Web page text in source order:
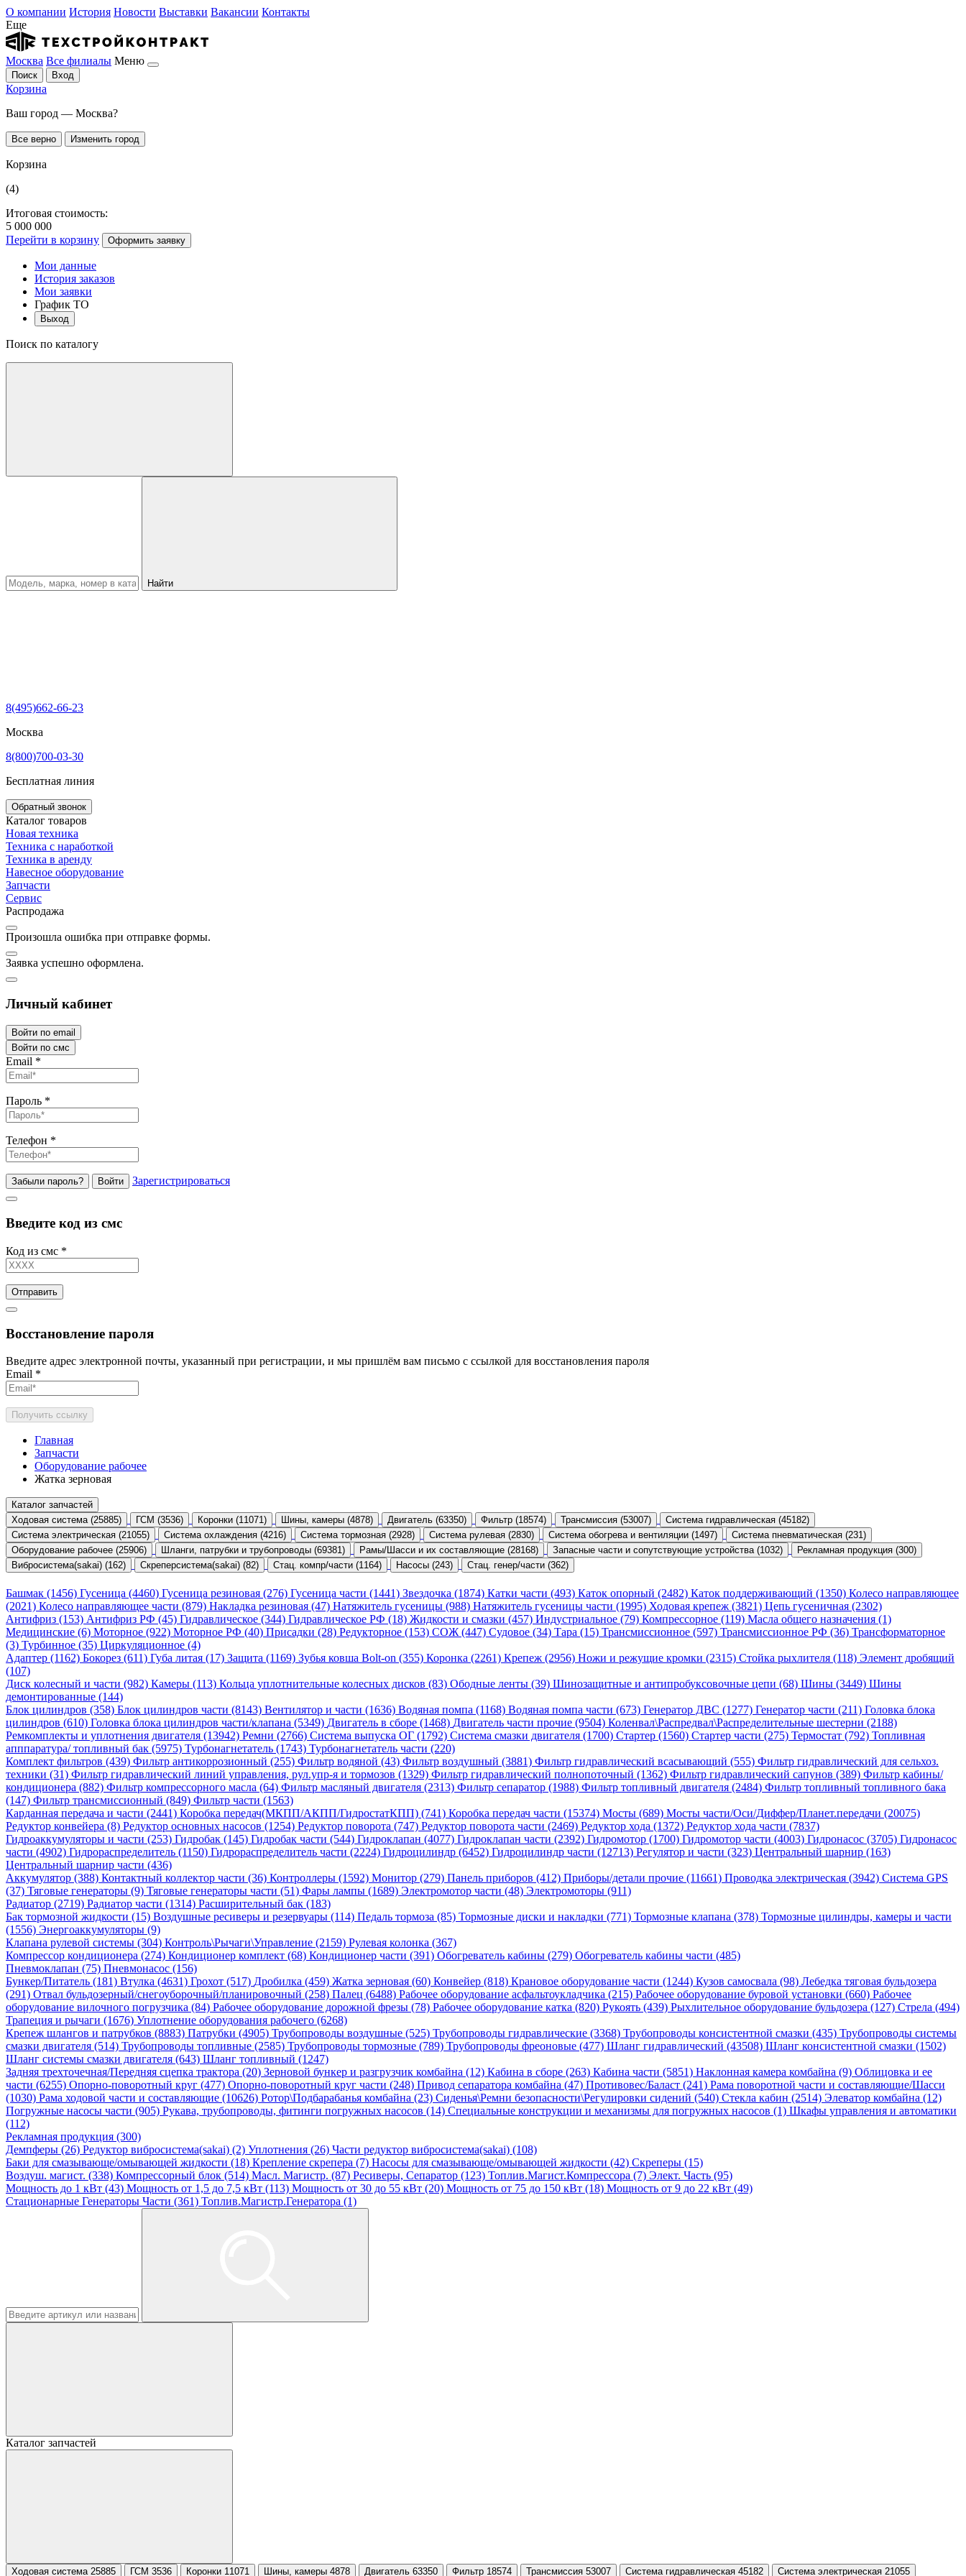
О компании История Новости Выставки Вакансии Контакты
Еще
Москва Все филиалы Меню
Поиск Вход
Корзина
Ваш город — Москва?
Все верно Изменить город
Корзина
(4)
Итоговая стоимость:
5 000 000
Перейти в корзину
Оформить заявку
Мои данные
История заказов
Мои заявки
График ТО
Выход
Поиск по каталогу
Найти
8(495)662-66-23
Москва
8(800)700-03-30
Бесплатная линия
Обратный звонок
Каталог товаров
Новая техника
Техника с наработкой
Техника в аренду
Навесное оборудование
Запчасти
Сервис
Распродажа
Произошла ошибка при отправке формы.
Заявка успешно оформлена.
Личный кабинет
Войти по email
Войти по смс
Email *
Пароль *
Телефон *
Забыли пароль? Войти Зарегистрироваться
Введите код из смс
Код из смс *
Отправить
Восстановление пароля
Введите адрес электронной почты, указанный при регистрации, и мы пришлём вам письмо с ссылкой для восстановления пароля
Email *
Получить ссылку
Главная
Запчасти
Оборудование рабочее
Жатка зерновая
Каталог запчастей
Ходовая система (25885)
ГСМ (3536) Коронки (11071) Шины, камеры (4878) Двигатель (63350) Фильтр (18574) Трансмиссия (53007)
Система гидравлическая (45182)
Система электрическая (21055)
Система охлаждения (4216) Система тормозная (2928) Система рулевая (2830) Система обогрева и вентиляции (1497)
Система пневматическая (231)
Оборудование рабочее (25906)
Шланги, патрубки и трубопроводы (69381) Рамы/Шасси и их составляющие (28168) Запасные части и сопутствующие устройства (1032)
Рекламная продукция (300)
Вибросистема(sakai) (162)
Скреперсистема(sakai) (82) Стац. компр/части (1164) Насосы (243) Стац. генер/части (362)
Башмак (1456) Гусеница (4460) Гусеница резиновая (276) Гусеница части (1441) Звездочка (1874) Катки части (493) Каток опорный (2482) Каток поддерживающий (1350) Колесо направляющее
(2021) Колесо направляющее части (879) Накладка резиновая (47) Натяжитель гусеницы (988) Натяжитель гусеницы части (1995) Ходовая крепеж (3821) Цепь гусеничная (2302)
Антифриз (153) Антифриз РФ (45) Гидравлическое (344) Гидравлическое РФ (18) Жидкости и смазки (457) Индустриальное (79) Компрессорное (119) Масла общего назначения (1)
Медицинские (6) Моторное (922) Моторное РФ (40) Присадки (28) Редукторное (153) СОЖ (447) Судовое (34) Тара (15) Трансмиссионное (597) Трансмиссионное РФ (36) Трансформаторное
(3) Турбинное (35) Циркуляционное (4)
Адаптер (1162) Бокорез (611) Губа литая (17) Защита (1169) Зубья ковша Bolt-on (355) Коронка (2261) Крепеж (2956) Ножи и режущие кромки (2315) Стойка рыхлителя (118) Элемент дробящий
(107)
Диск колесный и части (982) Камеры (113) Кольца уплотнительные колесных дисков (83) Ободные ленты (39) Шинозащитные и антипробуксовочные цепи (68) Шины (3449) Шины
демонтированные (144)
Блок цилиндров (358) Блок цилиндров части (8143) Вентилятор и части (1636) Водяная помпа (1168) Водяная помпа части (673) Генератор ДВС (1277) Генератор части (211) Головка блока
цилиндров (610) Головка блока цилиндров части/клапана (5349) Двигатель в сборе (1468) Двигатель части прочие (9504) Коленвал\Распредвал\Распределительные шестерни (2188)
Ремкомплекты и уплотнения двигателя (13942) Ремни (2766) Система выпуска ОГ (1792) Система смазки двигателя (1700) Стартер (1560) Стартер части (275) Термостат (792) Топливная
апппаратура/ топливный бак (5975) Турбонагнетатель (1743) Турбонагнетатель части (220)
Комплект фильтров (439) Фильтр антикоррозионный (255) Фильтр водяной (43) Фильтр воздушный (3881) Фильтр гидравлический всасывающий (555) Фильтр гидравлический для сельхоз.
техники (31) Фильтр гидравлический линий управления, рул.упр-я и тормозов (1329) Фильтр гидравлический полнопоточный (1362) Фильтр гидравлический сапунов (389) Фильтр кабины/
кондиционера (882) Фильтр компрессорного масла (64) Фильтр масляный двигателя (2313) Фильтр сепаратор (1988) Фильтр топливный двигателя (2484) Фильтр топливный топливного бака
(147) Фильтр трансмиссионный (849) Фильтр части (1563)
Карданная передача и части (2441) Коробка передач(МКПП/АКПП/ГидростатКПП) (741) Коробка передач части (15374) Мосты (689) Мосты части/Оси/Диффер/Планет.передачи (20075)
Редуктор конвейера (8) Редуктор основных насосов (1254) Редуктор поворота (747) Редуктор поворота части (2469) Редуктор хода (1372) Редуктор хода части (7837)
Гидроаккумуляторы и части (253) Гидробак (145) Гидробак части (544) Гидроклапан (4077) Гидроклапан части (2392) Гидромотор (1700) Гидромотор части (4003) Гидронасос (3705) Гидронасос
части (4902) Гидрораспределитель (1150) Гидрораспределитель части (2224) Гидроцилиндр (6452) Гидроцилиндр части (12713) Регулятор и части (323) Центральный шарнир (163)
Центральный шарнир части (436)
Аккумулятор (388) Контактный коллектор части (36) Контроллеры (1592) Монитор (279) Панель приборов (412) Приборы/детали прочие (11661) Проводка электрическая (3942) Система GPS
(37) Тяговые генераторы (9) Тяговые генераторы части (51) Фары лампы (1689) Электромотор части (48) Электромоторы (911)
Радиатор (2719) Радиатор части (1314) Расширительный бак (183)
Бак тормозной жидкости (15) Воздушные ресиверы и резервуары (114) Педаль тормоза (85) Тормозные диски и накладки (771) Тормозные клапана (378) Тормозные цилиндры, камеры и части
(1556) Энергоаккумуляторы (9)
Клапана рулевой системы (304) Контроль\Рычаги\Управление (2159) Рулевая колонка (367)
Компрессор кондиционера (274) Кондиционер комплект (68) Кондиционер части (391) Обогреватель кабины (279) Обогреватель кабины части (485)
Пневмоклапан (75) Пневмонасос (156)
Бункер/Питатель (181) Втулка (4631) Грохот (517) Дробилка (459) Жатка зерновая (60) Конвейер (818) Крановое оборудование части (1244) Кузов самосвала (98) Лебедка тяговая бульдозера
(291) Отвал бульдозерный/снегоуборочный/планировочный (258) Палец (6488) Рабочее оборудование асфальтоукладчика (215) Рабочее оборудование буровой установки (660) Рабочее
оборудование вилочного погрузчика (84) Рабочее оборудование дорожной фрезы (78) Рабочее оборудование катка (820) Рукоять (439) Рыхлительное оборудование бульдозера (127) Стрела (494)
Трапеция и рычаги (1676) Уплотнение оборудования рабочего (6268)
Крепеж шлангов и патрубков (8883) Патрубки (4905) Трубопроводы воздушные (525) Трубопроводы гидравлические (3368) Трубопроводы консистентной смазки (435) Трубопроводы системы
смазки двигателя (514) Трубопроводы топливные (2585) Трубопроводы тормозные (789) Трубопроводы фреоновые (477) Шланг гидравлический (43508) Шланг консистентной смазки (1502)
Шланг системы смазки двигателя (643) Шланг топливный (1247)
Задняя трехточечная/Передняя сцепка трактора (20) Зерновой бункер и разгрузчик комбайна (12) Кабина в сборе (263) Кабина части (5851) Наклонная камера комбайна (9) Облицовка и ее
части (6255) Опорно-поворотный круг (477) Опорно-поворотный круг части (248) Привод сепаратора комбайна (47) Противовес/Баласт (241) Рама поворотной части и составляющие/Шасси
(1030) Рама ходовой части и составляющие (10626) Ротор\Подбарабанья комбайна (23) Сиденья\Ремни безопасности\Регулировки сидений (540) Стекла кабин (2514) Элеватор комбайна (12)
Погружные насосы части (905) Рукава, трубопроводы, фитинги погружных насосов (14) Специальные конструкции и механизмы для погружных насосов (1) Шкафы управления и автоматики
(112)
Рекламная продукция (300)
Демпферы (26) Редуктор вибросистема(sakai) (2) Уплотнения (26) Части редуктор вибросистема(sakai) (108)
Баки для смазывающе/омывающей жидкости (18) Крепление скрепера (7) Насосы для смазывающе/омывающей жидкости (42) Скреперы (15)
Воздуш. магист. (338) Компрессорный блок (514) Масл. Магистр. (87) Ресиверы, Сепаратор (123) Топлив.Магист.Компрессора (7) Элект. Часть (95)
Мощность до 1 кВт (43) Мощность от 1,5 до 7,5 кВт (113) Мощность от 30 до 55 кВт (20) Мощность от 75 до 150 кВт (18) Мощность от 9 до 22 кВт (49)
Стационарные Генераторы Части (361) Топлив.Магистр.Генератора (1)
Каталог запчастей
Ходовая система 25885 ГСМ 3536 Коронки 11071 Шины, камеры 4878 Двигатель 63350 Фильтр 18574 Трансмиссия 53007 Система гидравлическая 45182 Система электрическая 21055